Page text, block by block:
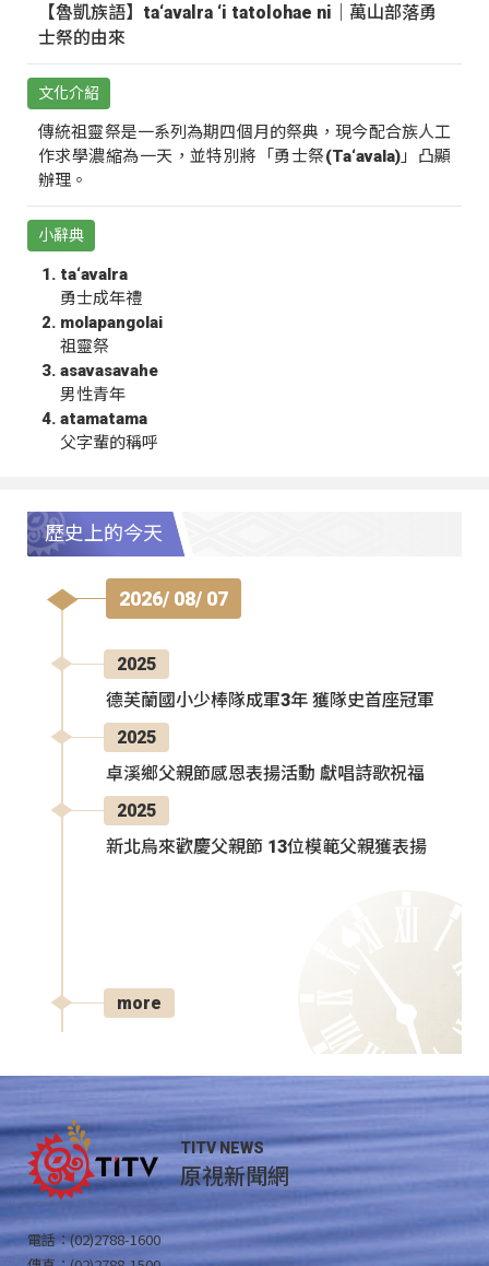
【魯凱族語】ta‘avalra ‘i tatolohae ni｜萬山部落勇
士祭的由來
文化介紹
傳統祖靈祭是一系列為期四個月的祭典，現今配合族人工
作求學濃縮為一天，並特別將「勇士祭(Ta‘avala)」凸顯
辦理。
小辭典
ta‘avalra
勇士成年禮
molapangolai
祖靈祭
asavasavahe
男性青年
atamatama
父字輩的稱呼
歷史上的今天
2026/ 08/ 07
2025
德芙蘭國小少棒隊成軍3年 獲隊史首座冠軍
2025
卓溪鄉父親節感恩表揚活動 獻唱詩歌祝福
2025
新北烏來歡慶父親節 13位模範父親獲表揚
more
TITV NEWS
原視新聞網
電話：(02)2788-1600